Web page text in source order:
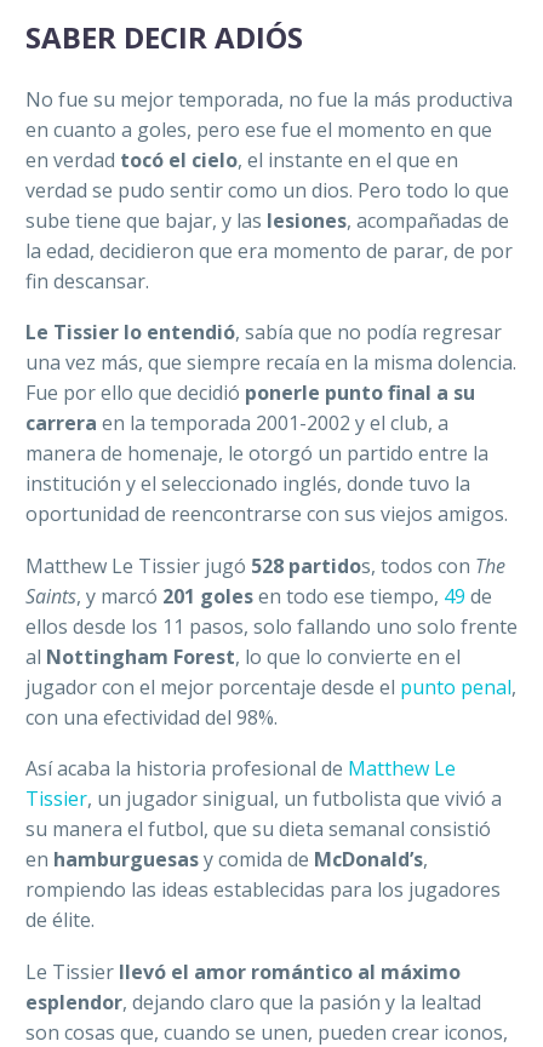
SABER DECIR ADIÓS
No fue su mejor temporada, no fue la más productiva
en cuanto a goles, pero ese fue el momento en que
en verdad tocó el cielo, el instante en el que en
verdad se pudo sentir como un dios. Pero todo lo que
sube tiene que bajar, y las lesiones, acompañadas de
la edad, decidieron que era momento de parar, de por
fin descansar.
Le Tissier lo entendió, sabía que no podía regresar
una vez más, que siempre recaía en la misma dolencia.
Fue por ello que decidió ponerle punto final a su
carrera en la temporada 2001-2002 y el club, a
manera de homenaje, le otorgó un partido entre la
institución y el seleccionado inglés, donde tuvo la
oportunidad de reencontrarse con sus viejos amigos.
Matthew Le Tissier jugó 528 partidos, todos con The
Saints, y marcó 201 golesen todo ese tiempo, 49 de
ellos desde los 11 pasos, solo fallando uno solo frente
al Nottingham Forest, lo que lo convierte en el
jugador con el mejor porcentaje desde el punto penal,
con una efectividad del 98%.
Así acaba la historia profesional de Matthew Le
Tissier, un jugador sinigual, un futbolista que vivió a
su manera el futbol, que su dieta semanal consistió
en hamburguesasy comida de McDonald’s,
rompiendo las ideas establecidas para los jugadores
de élite.
Le Tissier llevó el amor romántico al máximo
esplendor, dejando claro que la pasión y la lealtad
son cosas que, cuando se unen, pueden crear iconos,